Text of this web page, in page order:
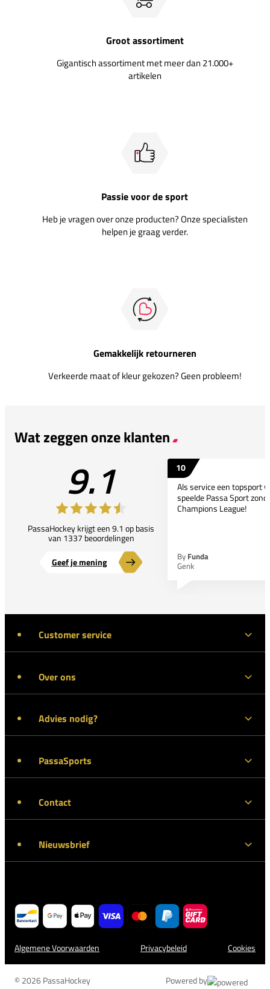
Groot assortiment
Gigantisch assortiment met meer dan 21.000+
artikelen
Passie voor de sport
Heb je vragen over onze producten? Onze specialisten
helpen je graag verder.
Gemakkelijk retourneren
Verkeerde maat of kleur gekozen? Geen probleem!
Wat zeggen onze klanten
9.1
PassaHockey krijgt een 9.1 op basis
van 1337 beoordelingen
Geef je mening
10
Als service een topsport
speelde Passa Sport
Champions League!
By Funda
Genk
Customer service
Over ons
Advies nodig?
PassaSports
Contact
Nieuwsbrief
Algemene Voorwaarden Privacybeleid Cookies
© 2026 PassaHockey Powered by